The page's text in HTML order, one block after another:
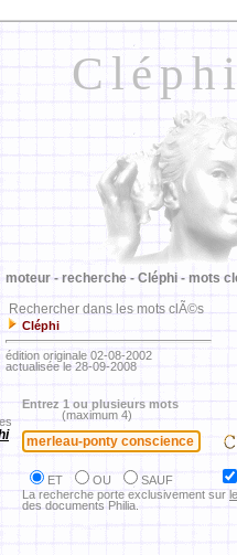
moteur - recherche - Cléphi - mots
Rechercher dans les mots clÃ©s
Cléphi
édition originale 02-08-2002
actualisée le 28-09-2008
Entrez 1 ou plusieurs mots
(maximum 4)
ET OU
SAUF
La recherche porte exclusivement sur
des documents Philia.